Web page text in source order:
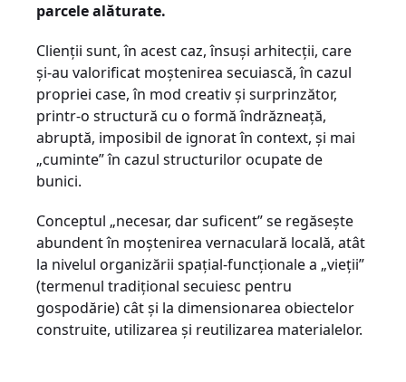
parcele alăturate.
Clienţii sunt, în acest caz, însuşi arhitecţii, care
şi-au valorificat moştenirea secuiască, în cazul
propriei case, în mod creativ şi surprinzător,
printr-o structură cu o formă îndrăzneaţă,
abruptă, imposibil de ignorat în context, şi mai
„cuminte” în cazul structurilor ocupate de
bunici.
Conceptul „necesar, dar suficent” se regăsește
abundent în moștenirea vernaculară locală, atât
la nivelul organizării spațial-funcționale a „vieții”
(termenul tradițional secuiesc pentru
gospodărie) cât și la dimensionarea obiectelor
construite, utilizarea și reutilizarea materialelor.